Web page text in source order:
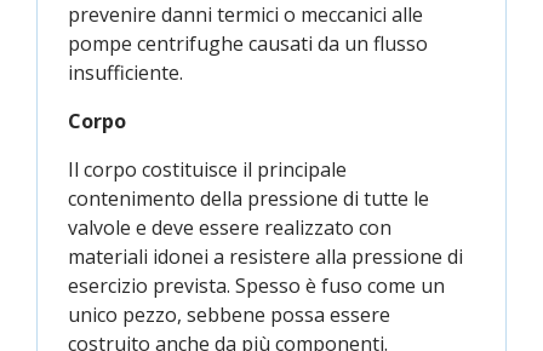
prevenire danni termici o meccanici alle
pompe centrifughe causati da un flusso
insufficiente.
Corpo
Il corpo costituisce il principale
contenimento della pressione di tutte le
valvole e deve essere realizzato con
materiali idonei a resistere alla pressione di
esercizio prevista. Spesso è fuso come un
unico pezzo, sebbene possa essere
costruito anche da più componenti.